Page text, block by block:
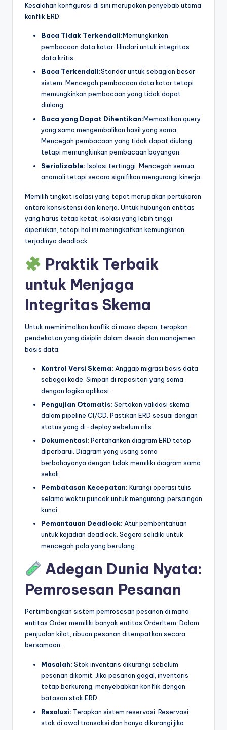
Kesalahan konfigurasi di sini merupakan penyebab utama
konflik ERD.
Baca Tidak Terkendali:Memungkinkan
pembacaan data kotor. Hindari untuk integritas
data kritis.
Baca Terkendali:Standar untuk sebagian besar
sistem. Mencegah pembacaan data kotor tetapi
memungkinkan pembacaan yang tidak dapat
diulang.
Baca yang Dapat Dihentikan:Memastikan query
yang sama mengembalikan hasil yang sama.
Mencegah pembacaan yang tidak dapat diulang
tetapi memungkinkan pembacaan bayangan.
Serializable: Isolasi tertinggi. Mencegah semua
anomali tetapi secara signifikan mengurangi kinerja.
Memilih tingkat isolasi yang tepat merupakan pertukaran
antara konsistensi dan kinerja. Untuk hubungan entitas
yang harus tetap ketat, isolasi yang lebih tinggi
diperlukan, tetapi hal ini meningkatkan kemungkinan
terjadinya deadlock.
Praktik Terbaik
untuk Menjaga
Integritas Skema
Untuk meminimalkan konflik di masa depan, terapkan
pendekatan yang disiplin dalam desain dan manajemen
basis data.
Kontrol Versi Skema: Anggap migrasi basis data
sebagai kode. Simpan di repositori yang sama
dengan logika aplikasi.
Pengujian Otomatis: Sertakan validasi skema
dalam pipeline CI/CD. Pastikan ERD sesuai dengan
status yang di-deploy sebelum rilis.
Dokumentasi: Pertahankan diagram ERD tetap
diperbarui. Diagram yang usang sama
berbahayanya dengan tidak memiliki diagram sama
sekali.
Pembatasan Kecepatan: Kurangi operasi tulis
selama waktu puncak untuk mengurangi persaingan
kunci.
Pemantauan Deadlock: Atur pemberitahuan
untuk kejadian deadlock. Segera selidiki untuk
mencegah pola yang berulang.
Adegan Dunia Nyata:
Pemrosesan Pesanan
Pertimbangkan sistem pemrosesan pesanan di mana
entitas Order memiliki banyak entitas OrderItem. Dalam
penjualan kilat, ribuan pesanan ditempatkan secara
bersamaan.
Masalah: Stok inventaris dikurangi sebelum
pesanan dikomit. Jika pesanan gagal, inventaris
tetap berkurang, menyebabkan konflik dengan
batasan stok ERD.
Resolusi: Terapkan sistem reservasi. Reservasi
stok di awal transaksi dan hanya dikurangi jika